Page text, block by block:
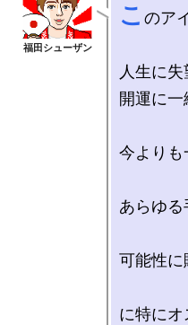
こ のア
人生に失
開運に
今よりも
あらゆ
可能性に
に特にオ